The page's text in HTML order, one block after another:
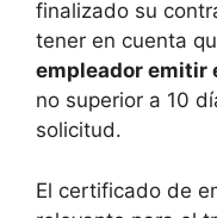
finalizado su
tener en cuenta
empleador emitir
no superior a 10
solicitud.
El certificado de